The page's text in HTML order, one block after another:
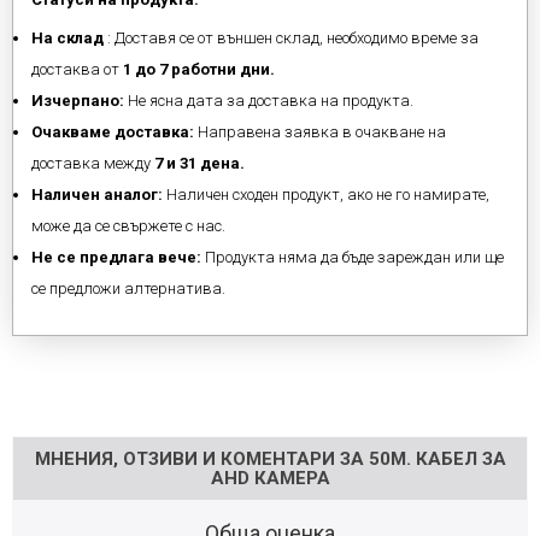
На склад : Доставя се от външен склад, необходимо време за
достаква от 1 до 7 работни дни.
Изчерпано: Не ясна дата за доставка на продукта.
Очакваме доставка: Направена заявка в очакване на
доставка между 7 и 31 дена.
Наличен аналог: Наличен сходен продукт, ако не го намирате,
може да се свържете с нас.
Не се предлага вече: Продукта няма да бъде зареждан или ще
се предложи алтернатива.
МНЕНИЯ, ОТЗИВИ И КОМЕНТАРИ ЗА 50М. КАБЕЛ ЗА
AHD КАМЕРА